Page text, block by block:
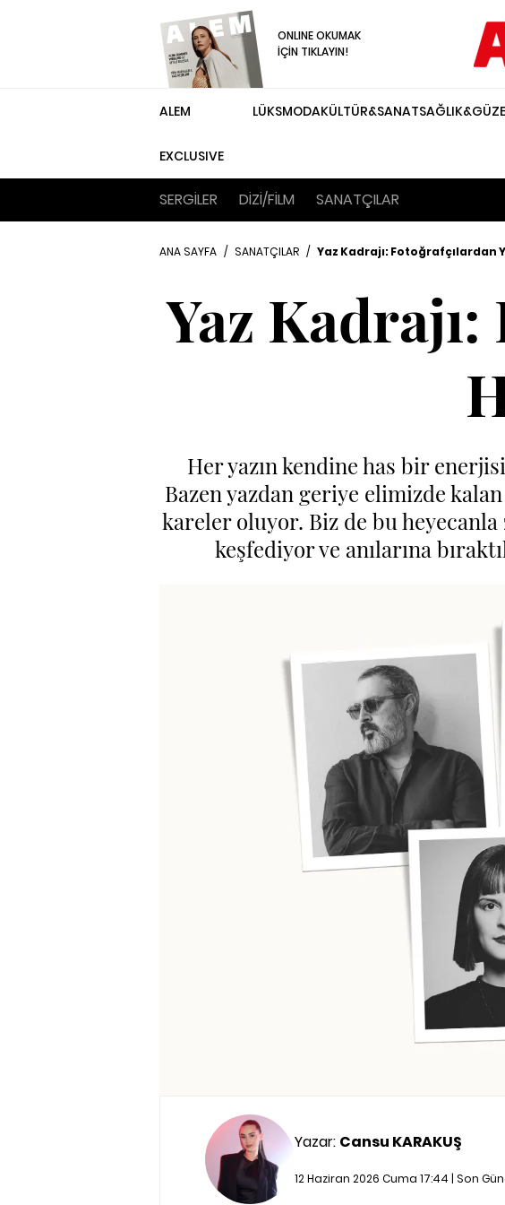
ONLINE OKUMAK
İÇİN TIKLAYIN!
ALEM
EXCLUSIVE
LÜKSMODAKÜLTÜR&SANAT
SERGİLER DİZİ/FİLM SANATÇILAR
ANA SAYFA / SANATÇILAR / Yaz Kadrajı: Fotoğrafçılardan
Yaz
Her yazın kendine has bir
Bazen yazdan geriye elimizde
kareler oluyor. Biz de bu
keşfediyor ve anılarına
Yazar: Cansu KARAKUŞ
12 Haziran 2026 Cuma 17:44 | Son